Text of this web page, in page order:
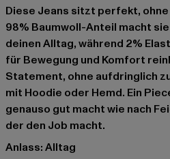
Diese Jeans sitzt perfekt, ohne
98% Baumwoll-Anteil macht
deinen Alltag, während 2%
für Bewegung und Komfort
Statement, ohne aufdringlich
mit Hoodie oder Hemd. Ein
genauso gut macht wie nach
der den Job macht.
Anlass: Alltag